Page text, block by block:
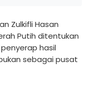
Zulkifli Hasan
Putih ditentukan
hasil
sebagai pusat